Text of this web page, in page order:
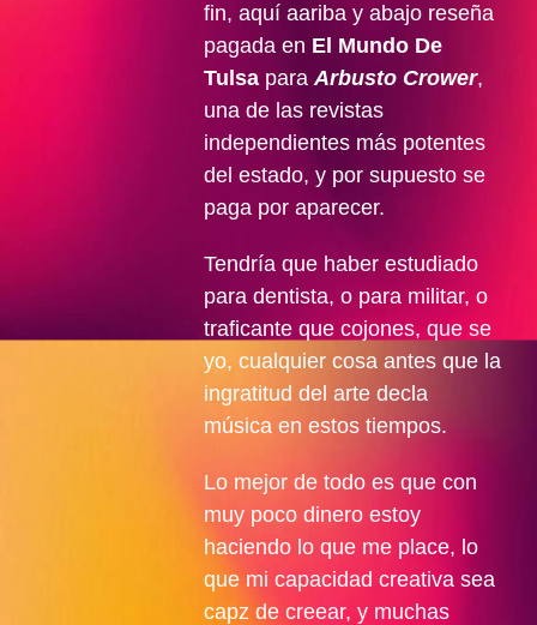
fin, aquí aariba y abajo reseña
pagada en El Mundo De
Tulsa paraArbusto Crower,
una de las revistas
independientes más potentes
del estado, y por supuesto se
paga por aparecer.
Tendría que haber estudiado
para dentista, o para militar, o
traficante que cojones, que se
yo, cualquier cosa antes que la
ingratitud del arte decla
música en estos tiempos.
Lo mejor de todo es que con
muy poco dinero estoy
haciendo lo que me place, lo
que mi capacidad creativa sea
capz de creear, y muchas